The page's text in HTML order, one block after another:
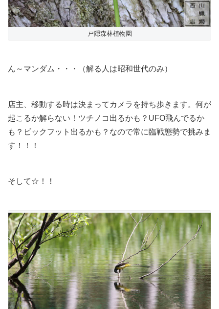
戸隠森林植物園
ん～マンダム・・・（解る人は昭和世代のみ）
店主、移動する時は決まってカメラを持ち歩きます。何が
起こるか解らない！ツチノコ出るかも？UFO飛んでるか
も？ビックフット出るかも？なので常に臨戦態勢で挑みま
す！！！
そして☆！！